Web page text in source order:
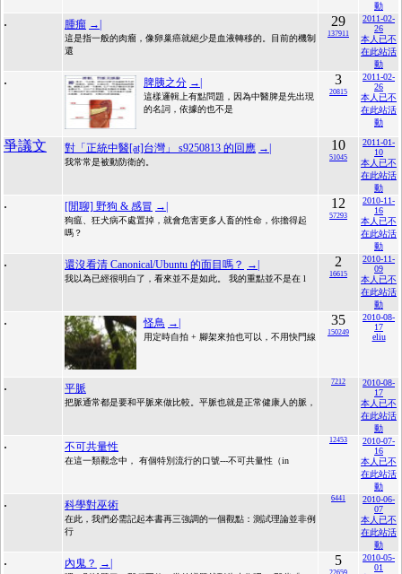
動
. 腫瘤 →|
這是指一般的肉瘤，像卵巢癌就絕少是血液轉移的。目前的機制
還
29
137911
2011-02-
26
本人已不
在此站活
動
. 脾胰之分 →|
這樣邏輯上有點問題，因為中醫脾是先出現
的名詞，依據的也不是
3
20815
2011-02-
26
本人已不
在此站活
動
爭議文 對「正統中醫[at]台灣」 s9250813 的回應 →|
我常常是被動防衛的。
10
51045
2011-01-
10
本人已不
在此站活
動
. [閒聊] 野狗 & 感冒 →|
狗瘟、狂犬病不處置掉，就會危害更多人畜的性命，你擔得起
嗎？
12
57293
2010-11-
16
本人已不
在此站活
動
. 還沒看清 Canonical/Ubuntu 的面目嗎？ →|
我以為已經很明白了，看來並不是如此。 我的重點並不是在 l
2
16615
2010-11-
09
本人已不
在此站活
動
. 怪鳥 →|
用定時自拍 + 腳架來拍也可以，不用快門線
35
150249
2010-08-
17
eliu
. 平脈
把脈通常都是要和平脈來做比較。平脈也就是正常健康人的脈，
7212
2010-08-
17
本人已不
在此站活
動
. 不可共量性
在這一類觀念中， 有個特別流行的口號---不可共量性（in
12453
2010-07-
16
本人已不
在此站活
動
. 科學對巫術
在此，我們必需記起本書再三強調的一個觀點：測試理論並非例
行
6441
2010-06-
07
本人已不
在此站活
動
. 內鬼？ →| 5
2010-05-
01